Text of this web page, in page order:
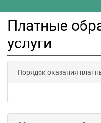
Платные
услуги
Порядок оказания